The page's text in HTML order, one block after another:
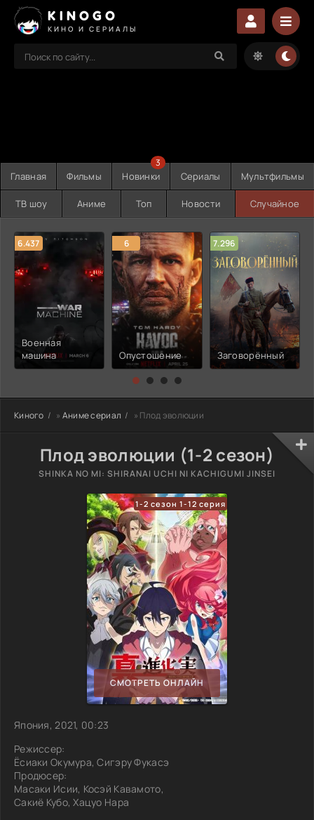
KINOGO
КИНО И СЕРИАЛЫ
Главная Фильмы Новинки
3
Сериалы Мультфильмы
ТВ шоу Аниме Топ Новости Случайное
6.437
Военная
машина
6
Опустошение
7.296
Заговорённый
Киного » Аниме сериал » Плод эволюции
Плод эволюции (1-2 сезон)
SHINKA NO MI: SHIRANAI UCHI NI KACHIGUMI JINSEI
1-2 сезон 1-12 серия
СМОТРЕТЬ ОНЛАЙН
Япония, 2021, 00:23
Режиссер:
Ёсиаки Окумура, Сигэру Фукасэ
Продюсер:
Масаки Исии, Косэй Кавамото,
Сакиё Кубо, Хацуо Нара